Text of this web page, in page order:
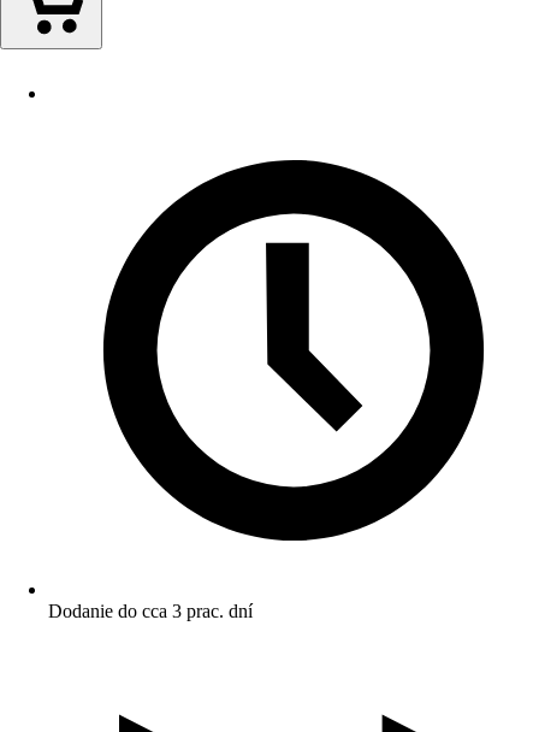
Dodanie do cca 3 prac. dní